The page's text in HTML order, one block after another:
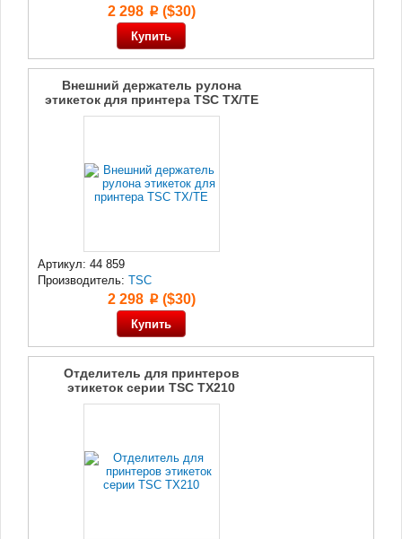
2 298 p($30)
Внешний держатель рулона
этикеток для принтера TSC TX/ТЕ
Артикул: 44 859
Производитель: TSC
2 298 p($30)
Отделитель для принтеров
этикеток серии TSC ТХ210